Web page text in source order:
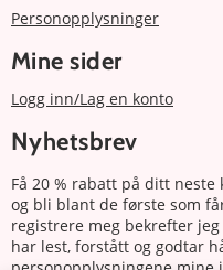
Personopplysninger
Mine sider
Logg inn/Lag en konto
Nyhetsbrev
Få 20 % rabatt på ditt
og bli blant de første som
registrere meg bekrefter
har lest, forstått og godtar